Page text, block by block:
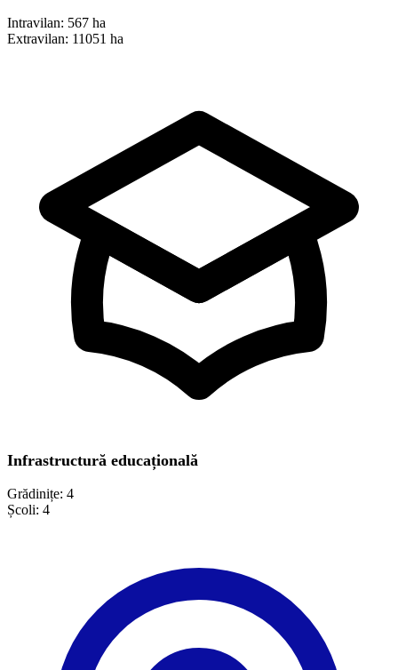
Intravilan: 567 ha
Extravilan: 11051 ha
Infrastructură educațională
Grădinițe: 4
Școli: 4